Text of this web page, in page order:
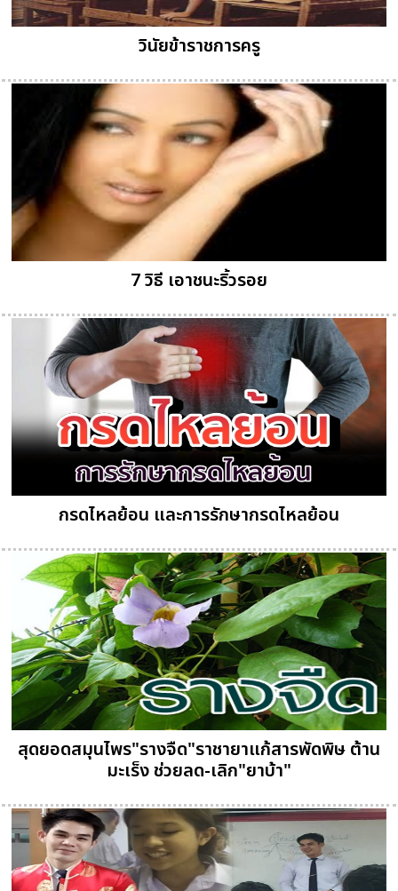
วินัยข้าราชการครู
7 วิธี เอาชนะริ้วรอย
กรดไหลย้อน และการรักษากรดไหลย้อน
สุดยอดสมุนไพร"รางจืด"ราชายาแก้สารพัดพิษ ต้าน
มะเร็ง ช่วยลด-เลิก"ยาบ้า"